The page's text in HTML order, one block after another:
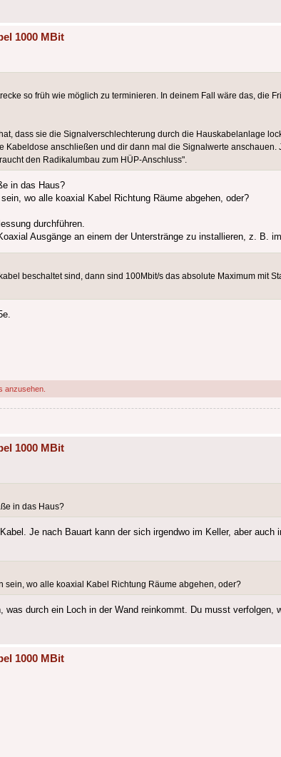
1000 MBit
so früh wie möglich zu terminieren. In deinem Fall wäre das, die
dass sie die Signalverschlechterung durch die Hauskabelanlage
anschließen und dir dann mal die Signalwerte
den Radikalumbau zum HÜP-Anschluss".
in das Haus?
wo alle koaxial Kabel Richtung Räume abgehen, oder?
durchführen.
Ausgänge an einem der Unterstränge zu installieren, z. B.
beschaltet sind, dann sind 100Mbit/s das absolute Maximum mit
anzusehen.
1000 MBit
in das Haus?
Je nach Bauart kann der sich irgendwo im Keller, aber auch
wo alle koaxial Kabel Richtung Räume abgehen, oder?
durch ein Loch in der Wand reinkommt. Du musst
1000 MBit